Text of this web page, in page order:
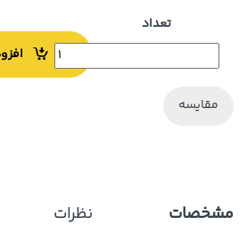
تعداد
مقایسه
مشخصات نظرات